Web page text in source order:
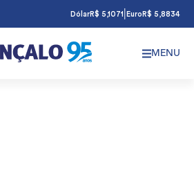
DólarR$ 5,1071 Euro R$ 5,8834
MENU